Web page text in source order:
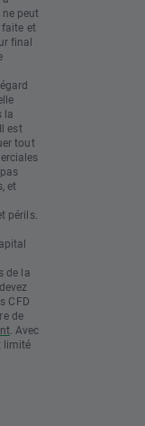
peut
faite et
final
la
est
tout
et
périls.
de la
CFD
de
. Avec
limité